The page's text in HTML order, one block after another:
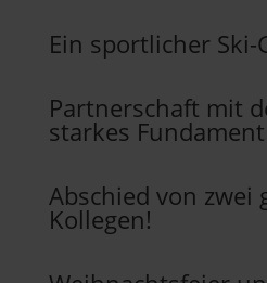
Ein sportlicher Ski-
Partnerschaft mit
starkes Fundament
Abschied von zwei
Kollegen!